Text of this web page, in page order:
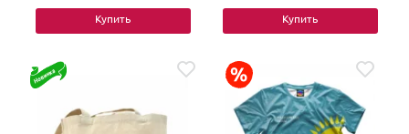
Купить Купить